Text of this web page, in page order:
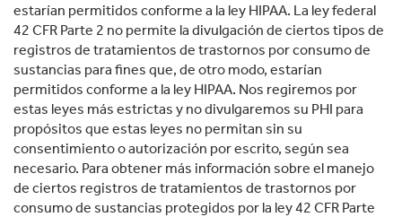
estarían permitidos conforme a la ley HIPAA. La ley federal
42 CFR Parte 2 no permite la divulgación de ciertos tipos de
registros de tratamientos de trastornos por consumo de
sustancias para fines que, de otro modo, estarían
permitidos conforme a la ley HIPAA. Nos regiremos por
estas leyes más estrictas y no divulgaremos su PHI para
propósitos que estas leyes no permitan sin su
consentimiento o autorización por escrito, según sea
necesario. Para obtener más información sobre el manejo
de ciertos registros de tratamientos de trastornos por
consumo de sustancias protegidos por la ley 42 CFR Parte